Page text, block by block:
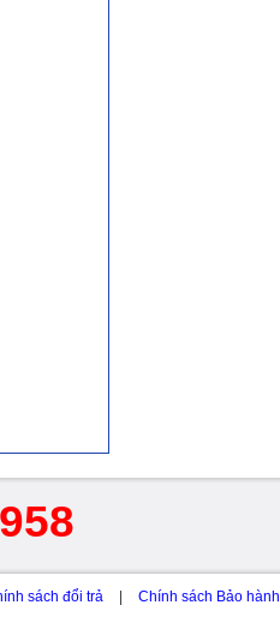
sách đổi trả Chính sách Bảo hành